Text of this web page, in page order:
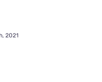
2021